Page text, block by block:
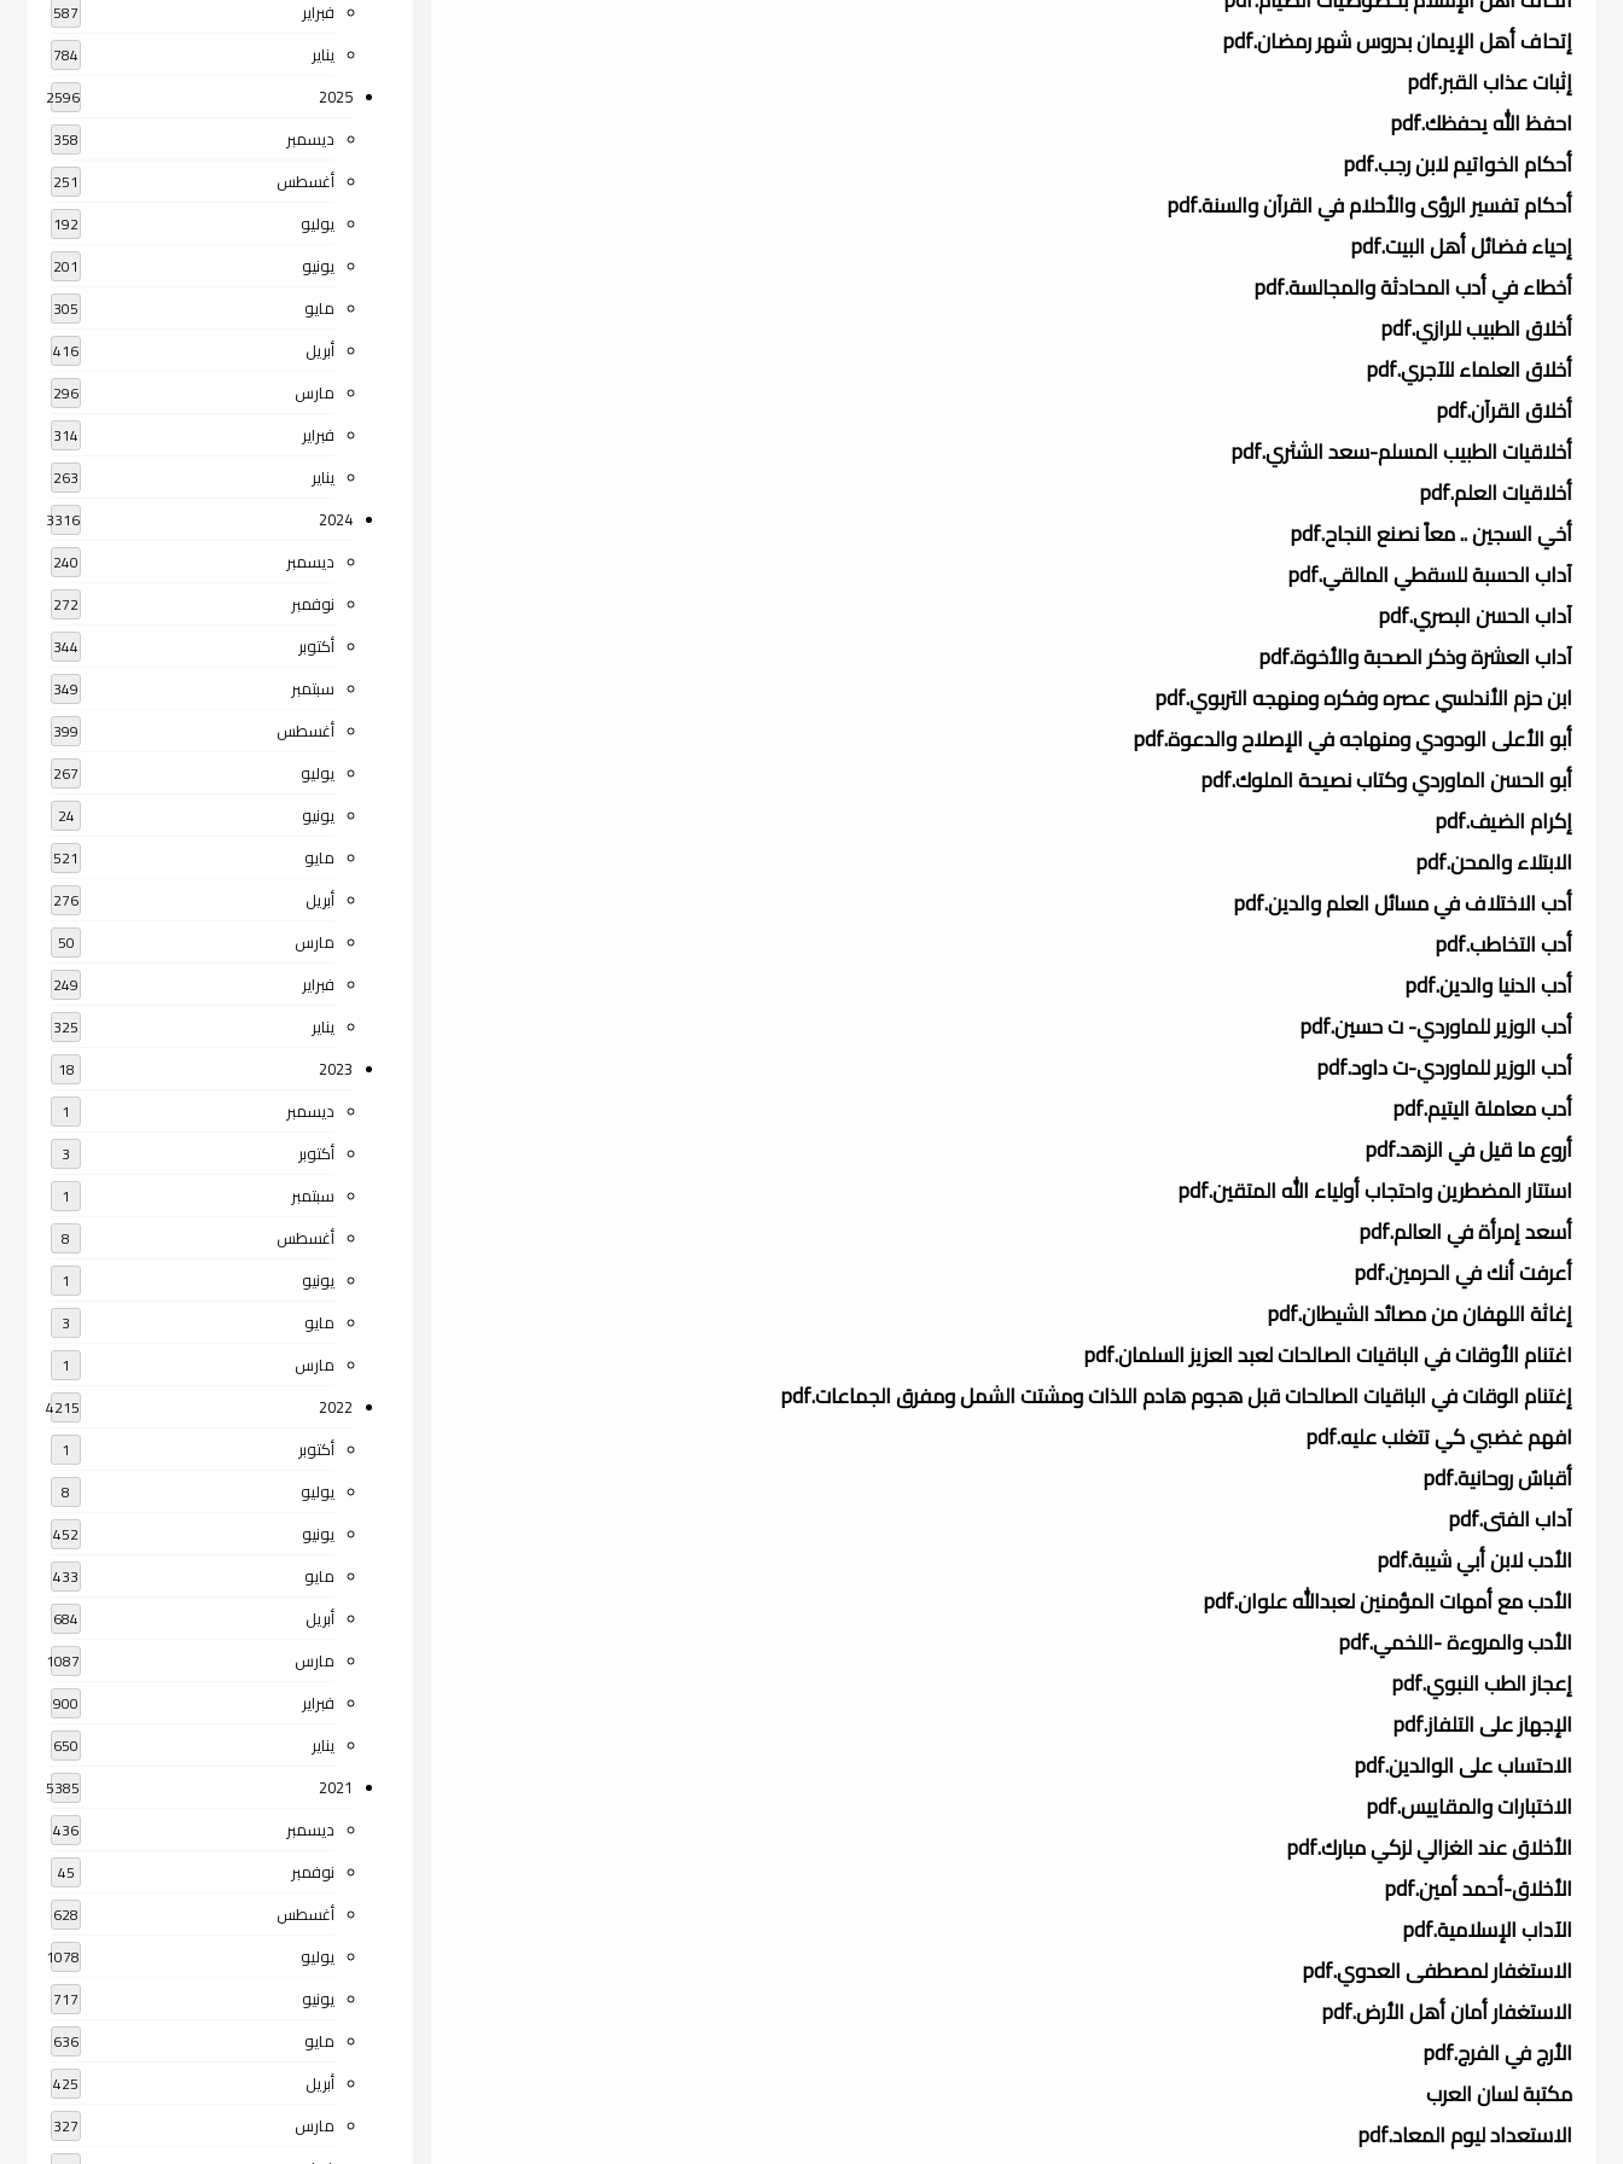
إتحاف أهل الإيمان بدروس شهر رمضان.pdf
إثبات عذاب القبر.pdf
احفظ الله يحفظك.pdf
أحكام الخواتيم لابن رجب.pdf
أحكام تفسير الرؤى والأحلام في القرآن والسنة.pdf
إحياء فضائل أهل البيت.pdf
أخطاء في أدب المحادثة والمجالسة.pdf
أخلاق الطبيب للرازي.pdf
أخلاق العلماء للآجري.pdf
أخلاق القرآن.pdf
أخلاقيات الطبيب المسلم-سعد الشثري.pdf
أخلاقيات العلم.pdf
أخي السجين .. معاً نصنع النجاح.pdf
آداب الحسبة للسقطي المالقي.pdf
آداب الحسن البصري.pdf
آداب العشرة وذكر الصحبة والأخوة.pdf
ابن حزم الأندلسي عصره وفكره ومنهجه التربوي.pdf
أبو الأعلى الودودي ومنهاجه في الإصلاح والدعوة.pdf
أبو الحسن الماوردي وكتاب نصيحة الملوك.pdf
إكرام الضيف.pdf
الابتلاء والمحن.pdf
أدب الاختلاف في مسائل العلم والدين.pdf
أدب التخاطب.pdf
أدب الدنيا والدين.pdf
أدب الوزير للماوردي- ت حسين.pdf
أدب الوزير للماوردي-ت داود.pdf
أدب معاملة اليتيم.pdf
أروع ما قيل في الزهد.pdf
استتار المضطرين واحتجاب أولياء الله المتقين.pdf
أسعد إمرأة في العالم.pdf
أعرفت أنك في الحرمين.pdf
إغاثة اللهفان من مصائد الشيطان.pdf
اغتنام الأوقات في الباقيات الصالحات لعبد العزيز السلمان.pdf
إغتنام الوقات في الباقيات الصالحات قبل هجوم هادم اللذات ومشتت الشمل ومفرق الجماعات.pdf
افهم غضبي كي تتغلب عليه.pdf
أقباسٌ روحانية.pdf
آداب الفتى.pdf
الأدب لابن أبي شيبة.pdf
الأدب مع أمهات المؤمنين لعبدالله علوان.pdf
الأدب والمروءة -اللخمي.pdf
إعجاز الطب النبوي.pdf
الإجهاز على التلفاز.pdf
الاحتساب على الوالدين.pdf
الاختبارات والمقاييس.pdf
الأخلاق عند الغزالي لزكي مبارك.pdf
الأخلاق-أحمد أمين.pdf
الآداب الإسلامية.pdf
الاستغفار لمصطفى العدوي.pdf
الاستغفار أمان أهل الأرض.pdf
الأرج في الفرج.pdf
مكتبة لسان العرب
الاستعداد ليوم المعاد.pdf
فبراير 587
يناير 784
2025
2596
ديسمبر 358
أغسطس 251
يوليو 192
يونيو 201
مايو 305
أبريل 416
مارس 296
فبراير 314
يناير 263
2024
3316
ديسمبر 240
نوفمبر 272
أكتوبر 344
سبتمبر 349
أغسطس 399
يوليو 267
يونيو 24
مايو 521
أبريل 276
مارس 50
فبراير 249
يناير 325
2023
18
ديسمبر 1
أكتوبر 3
سبتمبر 1
أغسطس 8
يونيو 1
مايو 3
مارس 1
2022
4215
أكتوبر 1
يوليو 8
يونيو 452
مايو 433
أبريل 684
مارس 1087
فبراير 900
يناير 650
2021
5385
ديسمبر 436
نوفمبر 45
أغسطس 628
يوليو 1078
يونيو 717
مايو 636
أبريل 425
مارس 327